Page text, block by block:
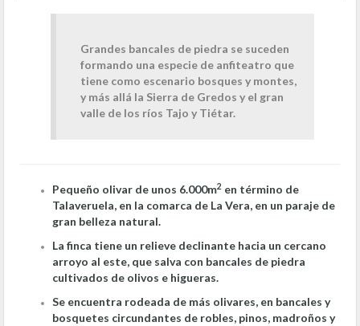
Grandes bancales de piedra se suceden
formando una especie de anfiteatro que
tiene como escenario bosques y montes,
y más allá la Sierra de Gredos y el gran
valle de los ríos Tajo y Tiétar.
Pequeño olivar de unos 6.000m2 en término de
Talaveruela, en la comarca de La Vera, en un paraje de
gran belleza natural.
La finca tiene un relieve declinante hacia un cercano
arroyo al este, que salva con bancales de piedra
cultivados de olivos e higueras.
Se encuentra rodeada de más olivares, en bancales y
bosquetes circundantes de robles, pinos, madroños y